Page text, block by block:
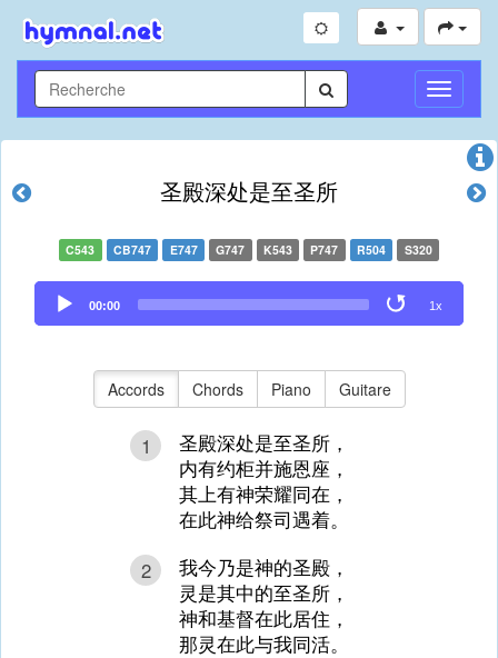
Toggle
圣殿深处是至圣所
C543 CB747 E747 G747 K543 P747 R504 S320
Audio
Player
00:00 1x
Accords Chords Piano Guitare
1
圣殿深处是至圣所，
内有约柜并施恩座，
其上有神荣耀同在，
在此神给祭司遇着。
2
我今乃是神的圣殿，
灵是其中的至圣所，
神和基督在此居住，
那灵在此与我同活。